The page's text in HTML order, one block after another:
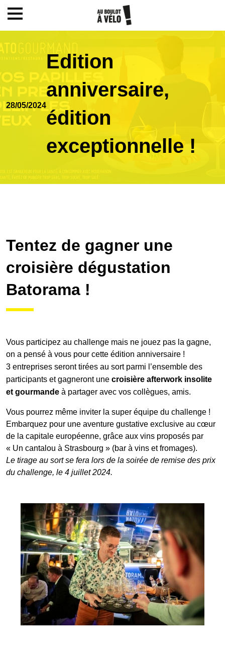
Accueil
Le challenge
Inscription
Ecoles
Galerie photos
Résultats
FAQ
28/05/2024
Edition
anniversaire,
édition
exceptionnelle !
Tentez de gagner une
croisière dégustation
Batorama !
Vous participez au challenge mais ne jouez pas la gagne,
on a pensé à vous pour cette édition anniversaire !
3 entreprises seront tirées au sort parmi l’ensemble des
participants et gagneront une croisière afterwork insolite
et gourmande à partager avec vos collègues, amis.
Vous pourrez même inviter la super équipe du challenge !
Embarquez pour une aventure gustative exclusive au cœur
de la capitale européenne, grâce aux vins proposés par
« Un cantalou à Strasbourg » (bar à vins et fromages).
Le tirage au sort se fera lors de la soirée de remise des prix
du challenge, le 4 juillet 2024.